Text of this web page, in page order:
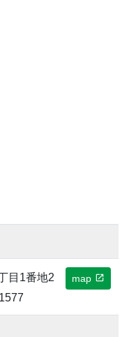
目1番地2 map